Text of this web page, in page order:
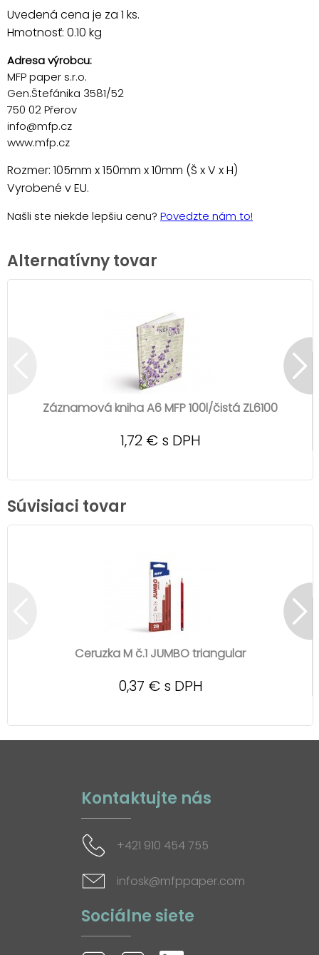
Uvedená cena je za 1 ks.
Hmotnosť: 0.10 kg
Adresa výrobcu:
MFP paper s.r.o.
Gen.Štefánika 3581/52
750 02 Přerov
info@mfp.cz
www.mfp.cz
Rozmer: 105mm x 150mm x 10mm (Š x V x H)
Vyrobené v EU.
Našli ste niekde lepšiu cenu? Povedzte nám to!
Alternatívny tovar
Záznamová kniha A6 MFP 100l/čistá ZL6100
1,72 € s DPH
Súvisiaci tovar
Ceruzka M č.1 JUMBO triangular
0,37 € s DPH
Kontaktujte nás
+421 910 454 755
infosk@mfppaper.com
Sociálne siete